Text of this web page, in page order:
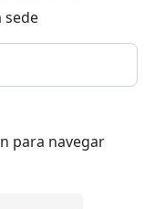
sede
para navegar